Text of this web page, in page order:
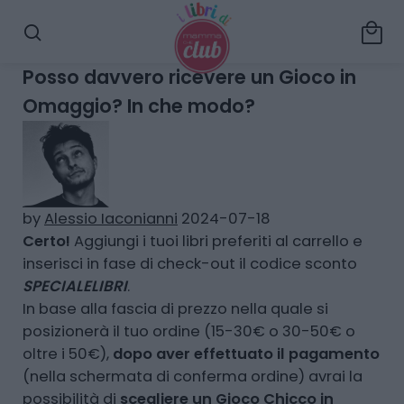
search local_mall
Posso davvero ricevere un Gioco in
Omaggio? In che modo?
by Alessio Iaconianni 2024-07-18
Certo! Aggiungi i tuoi libri preferiti al carrello e
inserisci in fase di check-out il codice sconto
SPECIALELIBRI.
In base alla fascia di prezzo nella quale si
posizionerà il tuo ordine (15-30€ o 30-50€ o
oltre i 50€), dopo aver effettuato il pagamento
(nella schermata di conferma ordine) avrai la
possibilità di scegliere un Gioco Chicco in